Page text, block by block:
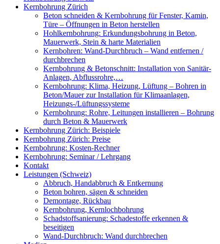
Kernbohrung Zürich
Beton schneiden & Kernbohrung für Fenster, Kamin,
Türe – Öffnungen in Beton herstellen
Hohlkernbohrung: Erkundungsbohrung in Beton,
Mauerwerk, Stein & harte Materialien
Kernbohren: Wand-Durchbruch – Wand entfernen /
durchbrechen
Kernbohrung & Betonschnitt: Installation von Sanitär-
Anlagen, Abflussrohre,…
Kernbohrung: Klima, Heizung, Lüftung – Bohren in
Beton/Mauer zur Installation für Klimaanlagen,
Heizungs-/Lüftungssysteme
Kernbohrung: Rohre, Leitungen installieren – Bohrung
durch Beton & Mauerwerk
Kernbohrung Zürich: Beispiele
Kernbohrung Zürich: Preise
Kernbohrung: Kosten-Rechner
Kernbohrung: Seminar / Lehrgang
Kontakt
Leistungen (Schweiz)
Abbruch, Handabbruch & Entkernung
Beton bohren, sägen & schneiden
Demontage, Rückbau
Kernbohrung, Kernlochbohrung
Schadstoffsanierung: Schadestoffe erkennen &
beseitigen
Wand-Durchbruch: Wand durchbrechen